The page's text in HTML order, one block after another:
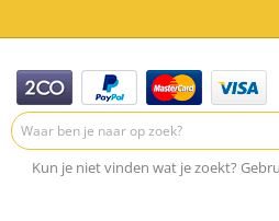
Kun je niet vinden wat je zoekt?